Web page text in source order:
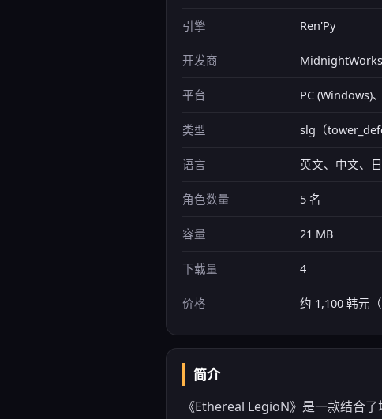
引擎 Ren'Py
开发商 MidnightWorks
平台 PC (Windows)
类型 slg（
语言 英文、中文、
角色数量 5 名
容量 21 MB
下载量 4
价格 约 1,100 韩元
简介
《Ethereal LegioN》是一款结合